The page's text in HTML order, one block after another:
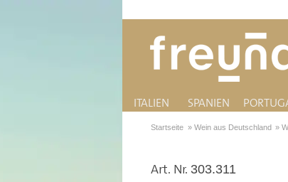
ITALIEN SPANIEN
Startseite » Wein aus Deutschland »
Art. Nr. 303.311